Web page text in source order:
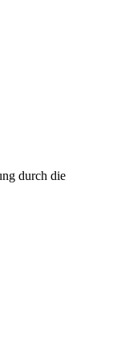
durch die